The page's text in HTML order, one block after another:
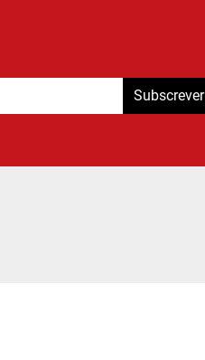
Subscrever